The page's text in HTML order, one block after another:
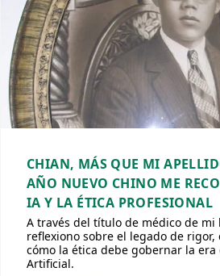
CHIAN, MÁS QUE MI
AÑO NUEVO CHINO ME
IA Y LA ÉTICA PROFESIONAL
A través del título de médico de mi
reflexiono sobre el legado de rigor,
cómo la ética debe gobernar la
Artificial.